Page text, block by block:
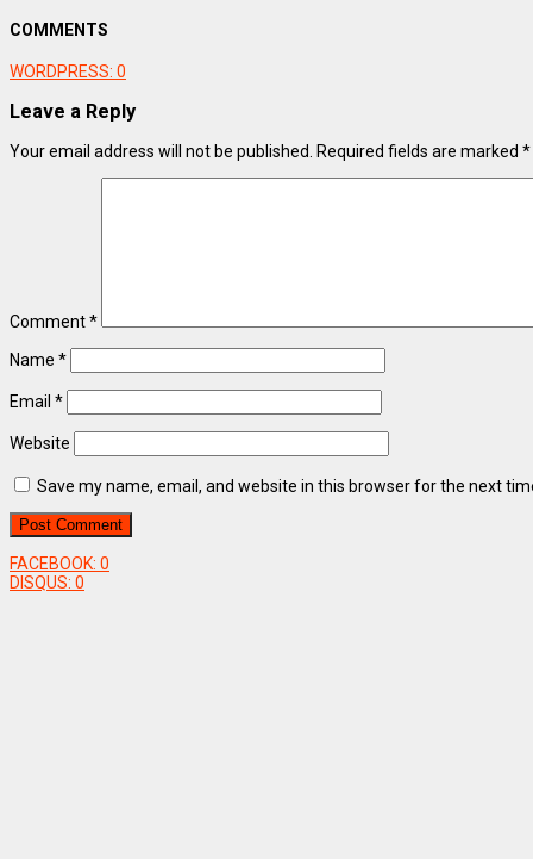
COMMENTS
WORDPRESS: 0
Leave a Reply
Your email address will not be published. Required fields are marked *
Comment*
Name *
Email *
Website
Save my name, email, and website in this browser for the next
FACEBOOK: 0
DISQUS: 0